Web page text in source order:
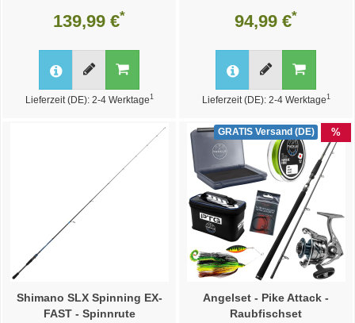
139,99 €*
Lieferzeit (DE): 2-4 Werktage1
94,99 €*
Lieferzeit (DE): 2-4 Werktage1
Shimano SLX Spinning EX-
FAST - Spinnrute
GRATIS Versand (DE) %
Angelset - Pike Attack -
Raubfischset